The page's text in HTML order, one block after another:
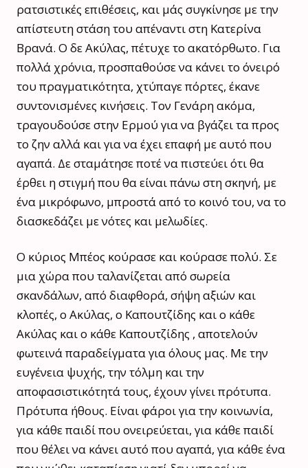
ρατσιστικές επιθέσεις, και μάς συγκίνησε με την
απίστευτη στάση του απέναντι στη Κατερίνα
Βρανά. Ο δε Ακύλας, πέτυχε το ακατόρθωτο. Για
πολλά χρόνια, προσπαθούσε να κάνει το όνειρό
του πραγματικότητα, χτύπαγε πόρτες, έκανε
συντονισμένες κινήσεις. Τον Γενάρη ακόμα,
τραγουδούσε στην Ερμού για να βγάζει τα προς
το ζην αλλά και για να έχει επαφή με αυτό που
αγαπά. Δε σταμάτησε ποτέ να πιστεύει ότι θα
έρθει η στιγμή που θα είναι πάνω στη σκηνή, με
ένα μικρόφωνο, μπροστά από το κοινό του, να το
διασκεδάζει με νότες και μελωδίες.
Ο κύριος Μπέος κούρασε και κούρασε πολύ. Σε
μια χώρα που ταλανίζεται από σωρεία
σκανδάλων, από διαφθορά, σήψη αξιών και
κλοπές, ο Ακύλας, ο Καπουτζίδης και ο κάθε
Ακύλας και ο κάθε Καπουτζίδης , αποτελούν
φωτεινά παραδείγματα για όλους μας. Με την
ευγένεια ψυχής, την τόλμη και την
αποφασιστικότητά τους, έχουν γίνει πρότυπα.
Πρότυπα ήθους. Είναι φάροι για την κοινωνία,
για κάθε παιδί που ονειρεύεται, για κάθε παιδί
που θέλει να κάνει αυτό που αγαπά, για κάθε ένα